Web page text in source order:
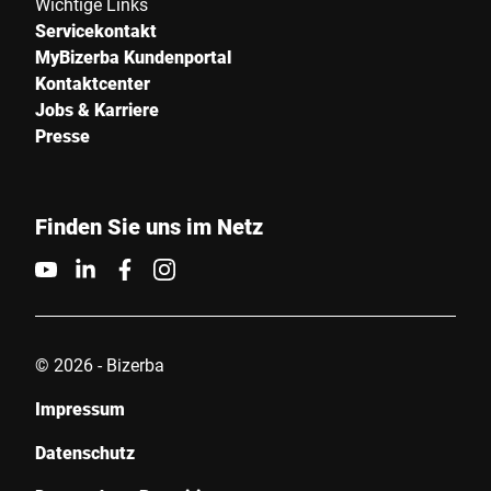
Servicekontakt
MyBizerba Kundenportal
Kontaktcenter
Jobs & Karriere
Presse
Finden Sie uns im Netz
© 2026 - Bizerba
Impressum
Datenschutz